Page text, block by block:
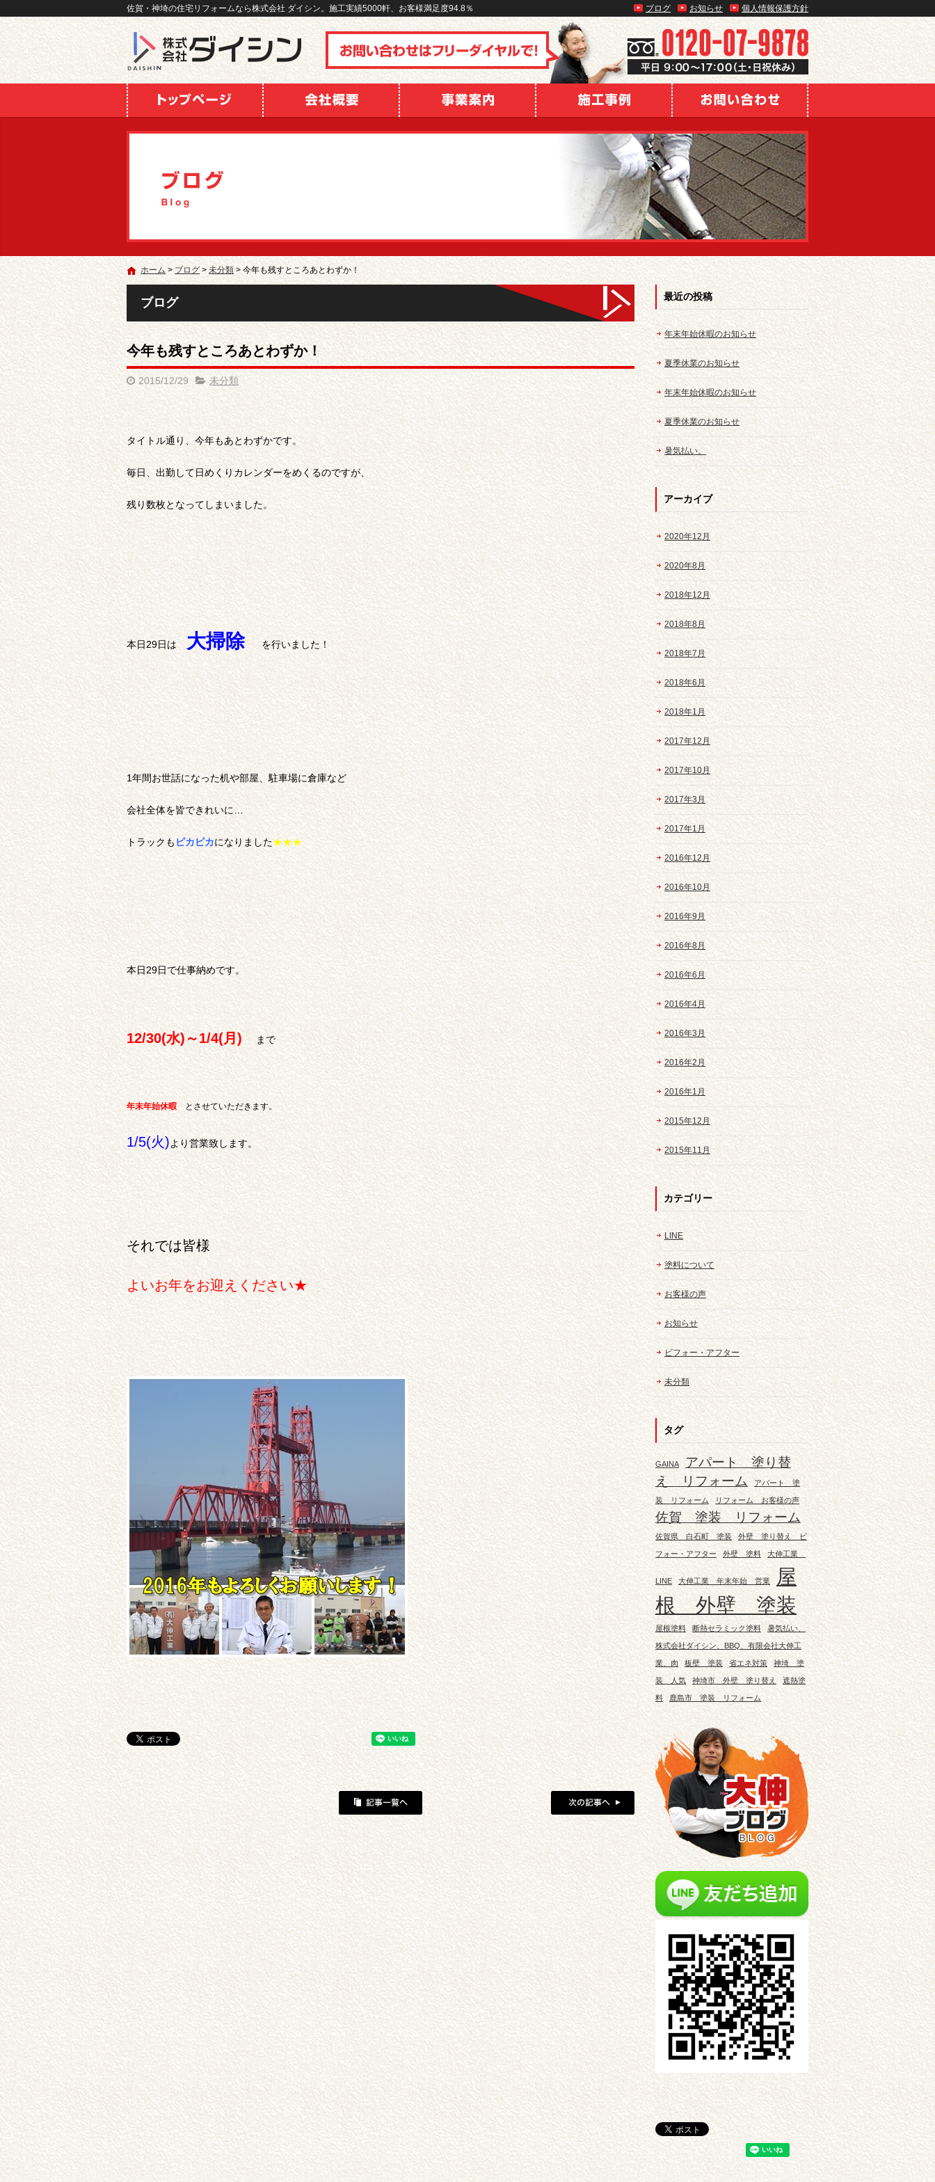
佐賀・神埼の住宅リフォームなら株式会社 ダイシン。施工実績5000軒、お客様満足度94.8％ ブログ お知らせ 個人情報保護方針
ホーム > ブログ> 未分類> 今年も残すところあとわずか！
ブログ
今年も残すところあとわずか！
2015/12/29 未分類
タイトル通り、今年もあとわずかです。
毎日、出勤して日めくりカレンダーをめくるのですが、
残り数枚となってしまいました。
本日29日は 大掃除 を行いました！
1年間お世話になった机や部屋、駐車場に倉庫など
会社全体を皆できれいに…
トラックもピカピカになりました★★★
本日29日で仕事納めです。
12/30(水)～1/4(月) まで
年末年始休暇とさせていただきます。
1/5(火)より営業致します。
それでは皆様
よいお年をお迎えください★
最近の投稿
年末年始休暇のお知らせ
夏季休業のお知らせ
年末年始休暇のお知らせ
夏季休業のお知らせ
暑気払い。
アーカイブ
2020年12月
2020年8月
2018年12月
2018年8月
2018年7月
2018年6月
2018年1月
2017年12月
2017年10月
2017年3月
2017年1月
2016年12月
2016年10月
2016年9月
2016年8月
2016年6月
2016年4月
2016年3月
2016年2月
2016年1月
2015年12月
2015年11月
カテゴリー
LINE
塗料について
お客様の声
お知らせ
ビフォー・アフター
未分類
タグ
GAINA
アパート 塗り替
え リフォーム
アパート 塗
装 リフォーム リフォーム お客様の声
佐賀 塗装 リフォーム
佐賀県 白石町 塗装 外壁 塗り替え ビ
フォー・アフター 外壁 塗料 大伸工業
LINE 大伸工業 年末年始 営業
屋
根 外壁 塗装
屋根塗料 断熱セラミック塗料 暑気払い、
株式会社ダイシン、BBQ、有限会社大伸工
業、肉 板壁 塗装 省エネ対策 神埼 塗
装 人気 神埼市 外壁 塗り替え 遮熱塗
料 鹿島市 塗装 リフォーム